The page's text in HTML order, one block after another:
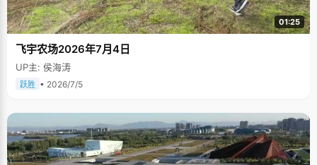
01:25
飞宇农场2026年7月4日
UP主: 侯海涛
跃胜 • 2026/7/5